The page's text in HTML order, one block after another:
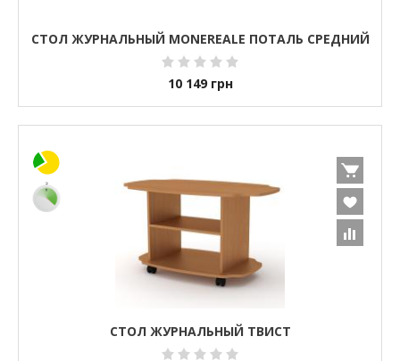
СТОЛ ЖУРНАЛЬНЫЙ MONEREALE ПОТАЛЬ СРЕДНИЙ
10 149 грн
СТОЛ ЖУРНАЛЬНЫЙ ТВИСТ